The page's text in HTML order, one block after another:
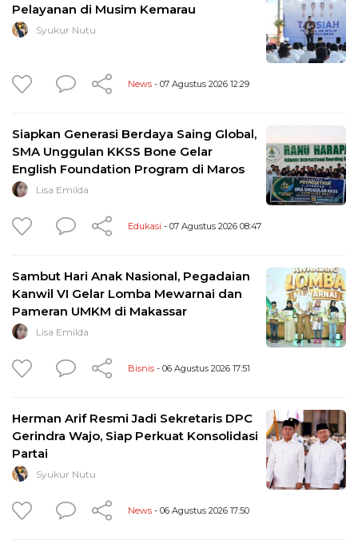
Pelayanan di Musim Kemarau
Syukur Nutu
News - 07 Agustus 2026 12:29
Siapkan Generasi Berdaya Saing Global,
SMA Unggulan KKSS Bone Gelar
English Foundation Program di Maros
Lisa Emilda
Edukasi - 07 Agustus 2026 08:47
Sambut Hari Anak Nasional, Pegadaian
Kanwil VI Gelar Lomba Mewarnai dan
Pameran UMKM di Makassar
Lisa Emilda
Bisnis - 06 Agustus 2026 17:51
Herman Arif Resmi Jadi Sekretaris DPC
Gerindra Wajo, Siap Perkuat Konsolidasi
Partai
Syukur Nutu
News - 06 Agustus 2026 17:50